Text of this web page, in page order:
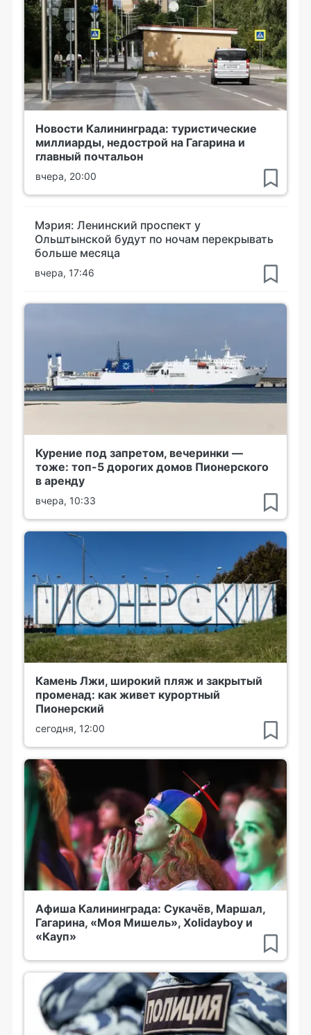
Новости Калининграда: туристические
миллиарды, недострой на Гагарина и
главный почтальон
вчера, 20:00
Мэрия: Ленинский проспект у
Ольштынской будут по ночам перекрывать
больше месяца
вчера, 17:46
Курение под запретом, вечеринки —
тоже: топ-5 дорогих домов Пионерского
в аренду
вчера, 10:33
Камень Лжи, широкий пляж и закрытый
променад: как живет курортный
Пионерский
сегодня, 12:00
Афиша Калининграда: Сукачёв, Маршал,
Гагарина, «Моя Мишель», Xolidayboy и
«Кауп»